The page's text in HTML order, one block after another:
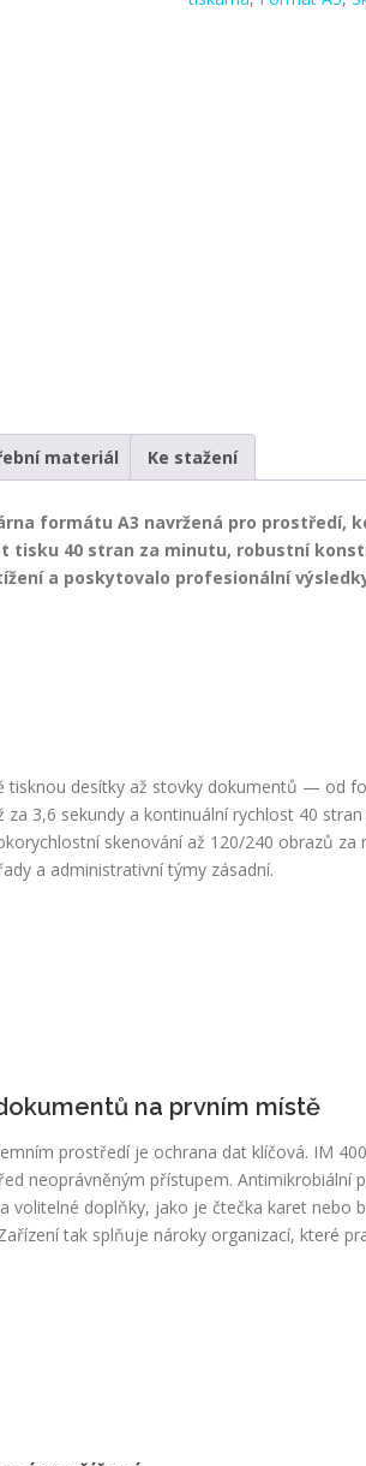
materiál Ke stažení
formátu A3 navržená pro prostředí,
tisku 40 stran za minutu, robustní
a poskytovalo profesionální
tisknou desítky až stovky dokumentů — od
3,6 sekundy a kontinuální rychlost 40
skenování až 120/240 obrazů za
a administrativní týmy zásadní.
na prvním místě
prostředí je ochrana dat klíčová. IM
neoprávněným přístupem. Antimikrobiální
volitelné doplňky, jako je čtečka karet nebo
tak splňuje nároky organizací, které